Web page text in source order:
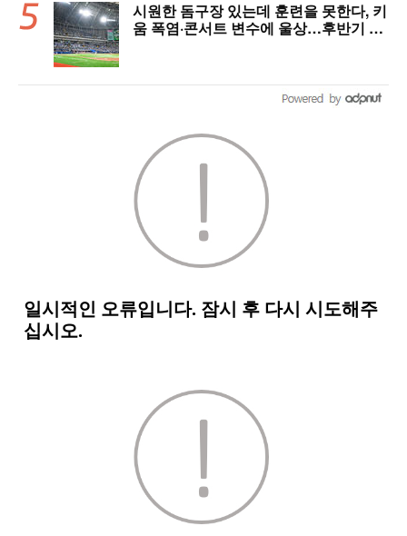
시원한 돔구장 있는데 훈련을 못한다, 키
움 폭염·콘서트 변수에 울상…후반기 상